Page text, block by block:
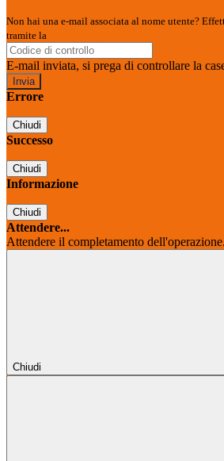
Non hai una e-mail associata al nome utente?
tramite la
E-mail inviata, si prega di controllare la
Errore
Chiudi
Successo
Chiudi
Informazione
Chiudi
Attendere...
Attendere il completamento
Chiudi